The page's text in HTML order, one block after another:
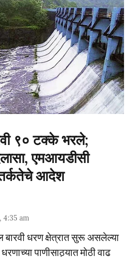
९० टक्के भरले;
एमआयडीसी
आदेश
4:35 am
धरण क्षेत्रात सुरू असलेल्या
पाणीसाठ्यात मोठी वाढ